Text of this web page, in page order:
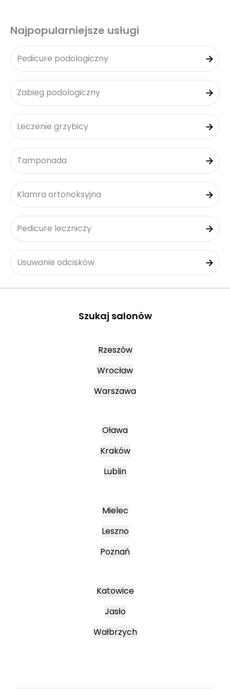
Najpopularniejsze usługi
Pedicure podologiczny
Zabieg podologiczny
Leczenie grzybicy
Tamponada
Klamra ortonoksyjna
Pedicure leczniczy
Usuwanie odcisków
Szukaj salonów
Rzeszów
Wrocław
Warszawa
Oława
Kraków
Lublin
Mielec
Leszno
Poznań
Katowice
Jasło
Wałbrzych